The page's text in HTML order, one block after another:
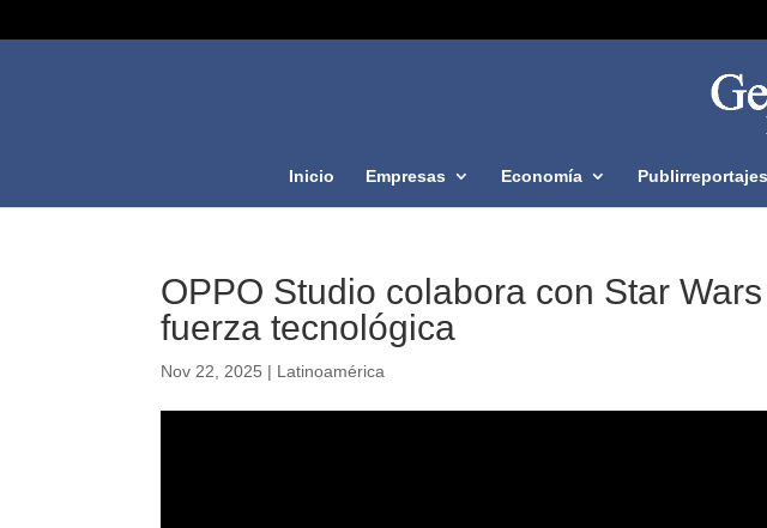
Inicio Empresas Economía Publirreportajes
OPPO Studio colabora con Star
fuerza tecnológica
Nov 22, 2025 | Latinoamérica